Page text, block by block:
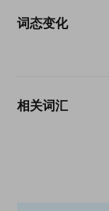
词态变化
相关词汇